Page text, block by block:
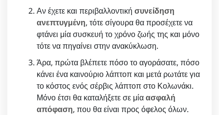
Αν έχετε και περιβαλλοντική συνείδηση
ανεπτυγμένη, τότε σίγουρα θα προσέχετε να
φτάνει μία συσκευή το χρόνο ζωής της και μόνο
τότε να πηγαίνει στην ανακύκλωση.
Άρα, πρώτα βλέπετε πόσο το αγοράσατε, πόσο
κάνει ένα καινούριο λάπτοπ και μετά ρωτάτε για
το κόστος ενός σέρβις λάπτοπ στο Κολωνάκι.
Μόνο έτσι θα καταλήξετε σε μίαασφαλή
απόφαση, που θα είναι προς όφελος όλων.